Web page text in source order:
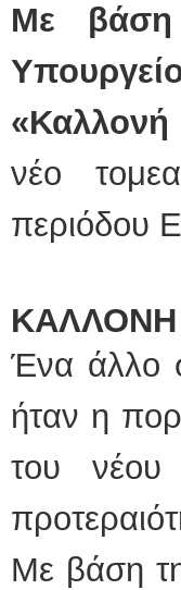
Με βάση
«Καλλονή
νέο
περιόδου
Ένα άλλο
ήταν η
του νέου
Με βάση